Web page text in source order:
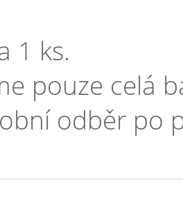
1 ks.
pouze celá
odběr po